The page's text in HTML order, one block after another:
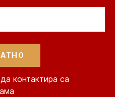
контактира са